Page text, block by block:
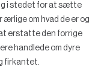
i stedet for at sætte
om hvad de er og
at erstatte den forrige
handlede om dyre
firkantet.